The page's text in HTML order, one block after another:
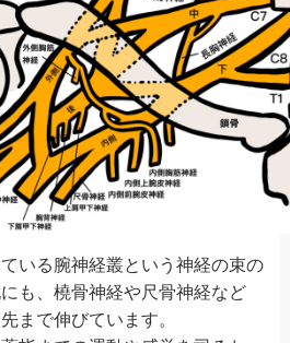
いる腕神経叢という神経の束の
も、橈骨神経や尺骨神経など
まで伸びています。